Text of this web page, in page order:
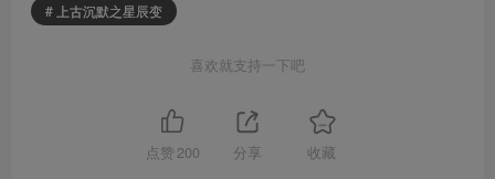
# 上古沉默之星辰变
喜欢就支持一下吧
点赞 200 分享 收藏